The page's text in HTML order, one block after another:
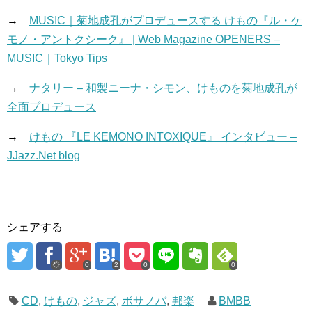
→
MUSIC｜菊地成孔がプロデュースする けもの『ル・ケ
モノ・アントクシーク』 | Web Magazine OPENERS –
MUSIC｜Tokyo Tips
→ ナタリー – 和製ニーナ・シモン、けものを菊地成孔が
全面プロデュース
→ けもの 『LE KEMONO INTOXIQUE』 インタビュー –
JJazz.Net blog
シェアする
0 2 0 0
CD, けもの, ジャズ, ボサノバ, 邦楽 BMBB